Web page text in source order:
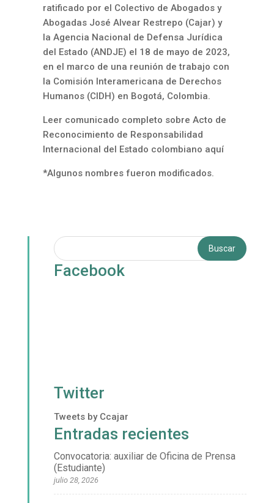
ratificado por el Colectivo de Abogados y
Abogadas José Alvear Restrepo (Cajar) y
la Agencia Nacional de Defensa Jurídica
del Estado (ANDJE) el 18 de mayo de 2023,
en el marco de una reunión de trabajo con
la Comisión Interamericana de Derechos
Humanos (CIDH) en Bogotá, Colombia.
Leer comunicado completo sobre Acto de
Reconocimiento de Responsabilidad
Internacional del Estado colombiano aquí
*Algunos nombres fueron modificados.
Facebook
Twitter
Tweets by Ccajar
Entradas recientes
Convocatoria: auxiliar de Oficina de Prensa
(Estudiante)
julio 28, 2026